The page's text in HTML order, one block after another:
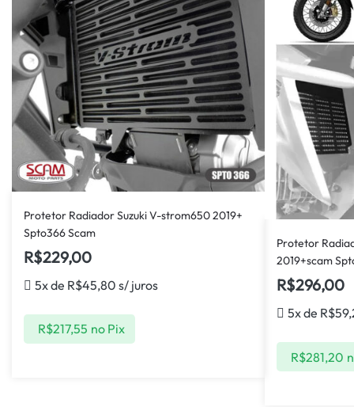
Protetor Radiador Suzuki V-strom650 2019+
Spto366 Scam
R$229,00
5x de R$45,80 s/ juros
R$217,55 no Pix
Protetor
2019+scam
R$296,00
5x de R$
R$281,20